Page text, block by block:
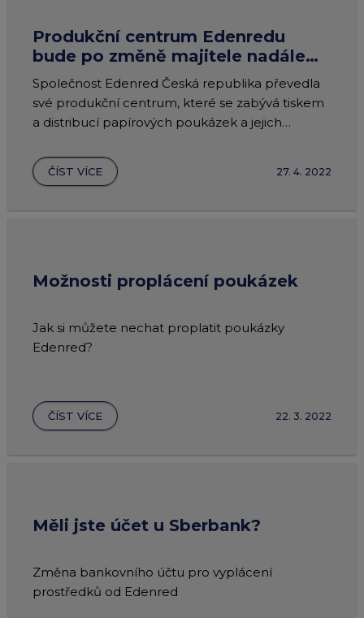
Produkční centrum Edenredu
bude po změně majitele nadále
poskytovat plný rozsah služeb
partnerům
Společnost Edenred Česká republika převedla
své produkční centrum, které se zabývá tiskem
a distribucí papírových poukázek a jejich
společnosti aeqoom technologies.
ČÍST VÍCE 27. 4. 2022
Možnosti proplácení poukázek
Jak si můžete nechat proplatit poukázky
Edenred?
ČÍST VÍCE 22. 3. 2022
Měli jste účet u Sberbank?
Změna bankovního účtu pro vyplácení
prostředků od Edenred